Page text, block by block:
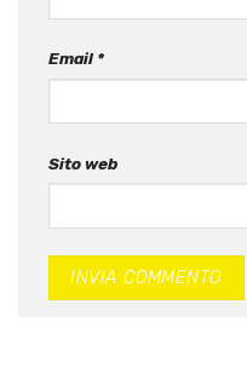
Email*
Sito web